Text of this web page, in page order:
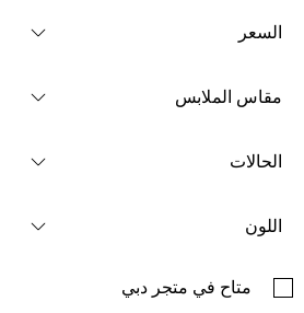
السعر
مقاس الملابس
الحالات
اللون
متاح في متجر دبي